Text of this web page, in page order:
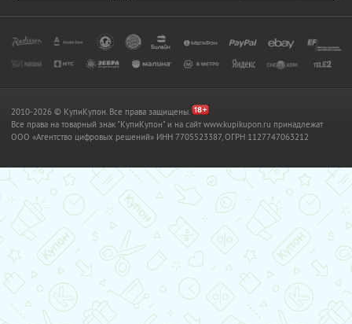
2010-2026 © КупиКупон. Все права защищены.
Все права на товарный знак "КупиКупон" и на сайт www.kupikupon.ru принадлежат
OOO «Агентство цифровых решений» ИНН 7705523387, ОГРН 1127747063212